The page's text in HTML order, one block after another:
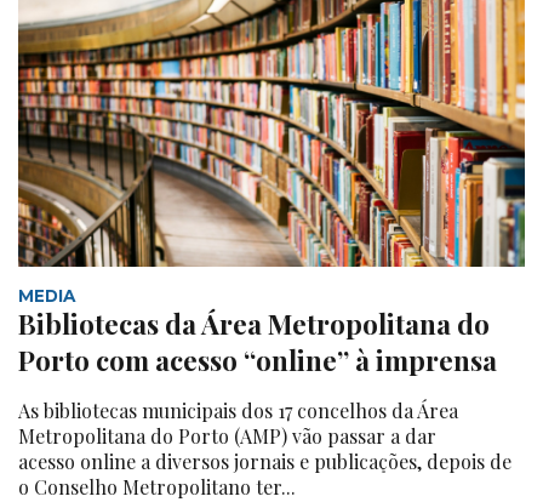
MEDIA
Bibliotecas da Área Metropolitana do
Porto com acesso “online” à imprensa
As bibliotecas municipais dos 17 concelhos da Área
Metropolitana do Porto (AMP) vão passar a dar
acesso online a diversos jornais e publicações, depois de
o Conselho Metropolitano ter...